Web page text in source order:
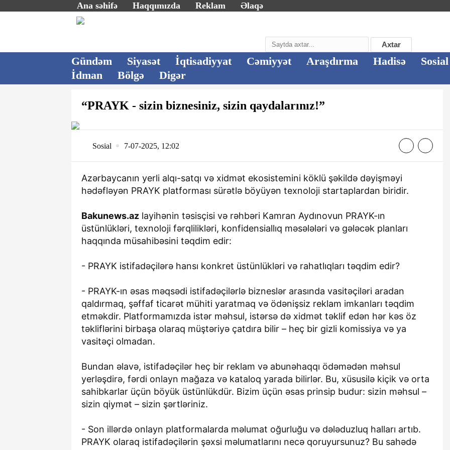
Ana səhifə Haqqımızda Reklam Əlaqə
Axtar
Gündəm Siyasət İqtisadiyyat Cəmiyyət Araşdırma Hadisə Sosial
İdman
Bölgə Digər
“PRAYK - sizin biznesiniz, sizin qaydalarınız!”
Sosial 7-07-2025, 12:02
Azərbaycanın yerli alqı-satqı və xidmət ekosistemini köklü şəkildə dəyişməyi
hədəfləyən PRAYK platforması sürətlə böyüyən texnoloji startaplardan biridir.
Bakunews.az layihənin təsisçisi və rəhbəri Kamran Aydınovun PRAYK-ın
üstünlükləri, texnoloji fərqlilikləri, konfidensiallıq məsələləri və gələcək planları
haqqında müsahibəsini təqdim edir:
- PRAYK istifadəçilərə hansı konkret üstünlükləri və rahatlıqları təqdim edir?
- PRAYK-ın əsas məqsədi istifadəçilərlə bizneslər arasında vasitəçiləri aradan
qaldırmaq, şəffaf ticarət mühiti yaratmaq və ödənişsiz reklam imkanları təqdim
etməkdir. Platformamızda istər məhsul, istərsə də xidmət təklif edən hər kəs öz
təkliflərini birbaşa olaraq müştəriyə çatdıra bilir – heç bir gizli komissiya və ya
vasitəçi olmadan.
Bundan əlavə, istifadəçilər heç bir reklam və abunəhaqqı ödəmədən məhsul
yerləşdirə, fərdi onlayn mağaza və kataloq yarada bilirlər. Bu, xüsusilə kiçik və orta
sahibkarlar üçün böyük üstünlükdür. Bizim üçün əsas prinsip budur: sizin məhsul –
sizin qiymət – sizin şərtləriniz.
- Son illərdə onlayn platformalarda məlumat oğurluğu və dələduzluq halları artıb.
PRAYK olaraq istifadəçilərin şəxsi məlumatlarını necə qoruyursunuz? Bu sahədə
240 minlik "Bentley",
geri qaytarılmayan
pullar və 54 şikayət –
kim dayanır?
Gəncədə 44 günlük
müharibənin
yaratmayan Dövlət
Arxitektura Komitəsi -
SAKİNLƏRDƏN
SENSASİON
İDDİALAR
3-08-2026, 11:22
Dəniz sahilində
avtoxuliqanlığı ona baha
başa gəldi - Video
Dünən, 14:42
Qabırğası sınıb ürəyinə
girmişdi - Kürəkəninə 10 il